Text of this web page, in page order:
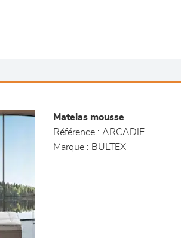
Matelas mousse
Référence : ARCADIE
Marque : BULTEX